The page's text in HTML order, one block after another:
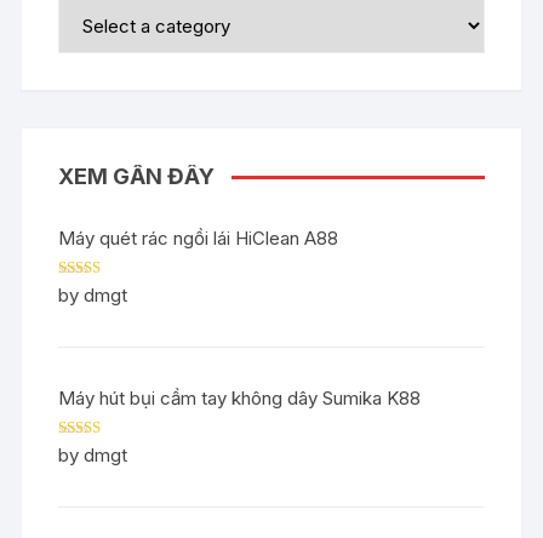
XEM GẦN ĐÂY
Máy quét rác ngồi lái HiClean A88
Rated5out
of 5
by dmgt
Máy hút bụi cầm tay không dây Sumika K88
Rated5out
of 5
by dmgt